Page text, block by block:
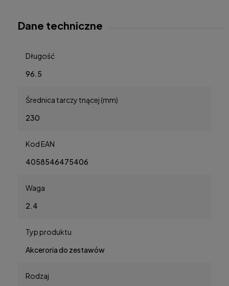
Dane techniczne
Długość
96.5
Średnica tarczy tnącej (mm)
230
Kod EAN
4058546475406
Waga
2.4
Typ produktu
Akceroria do zestawów
Rodzaj